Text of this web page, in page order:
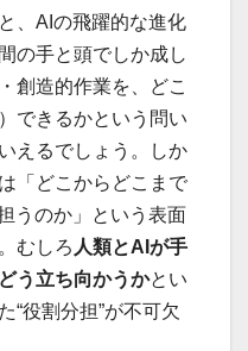
、AIの飛躍的な進化
の手と頭でしか成し
創造的作業を、どこ
できるかという問い
えるでしょう。しか
「どこからどこまで
うのか」という表面
むしろ 人類とAI が手
う立ち向かうかとい
“役割分担”が不可欠